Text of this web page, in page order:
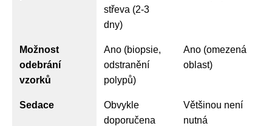
střeva (2-3
dny)
Možnost
odebrání
vzorků
Ano (biopsie,
odstranění
polypů)
Ano (omezená
oblast)
Sedace
Obvykle
doporučena
Většinou není
nutná